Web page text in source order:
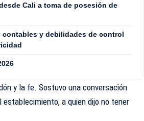
Cali a toma de posesión de
contables y debilidades de control
y la fe. Sostuvo una conversación
establecimiento, a quien dijo no tener